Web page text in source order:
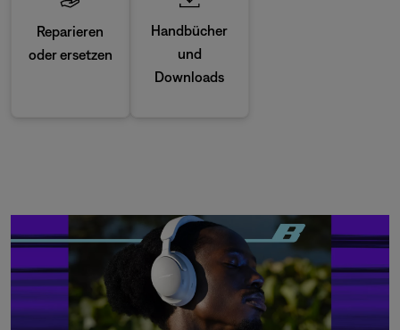
Reparieren
oder ersetzen
Handbücher
und
Downloads